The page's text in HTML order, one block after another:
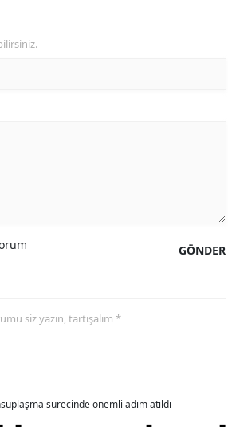
GÖNDER
siz yazın, tartışalım *
sürecinde önemli adım atıldı